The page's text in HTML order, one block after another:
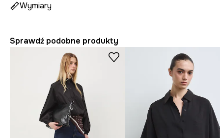
Wymiary
Sprawdź podobne produkty